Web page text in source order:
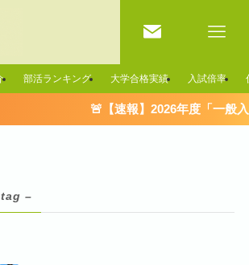
部活ランキング 大学合格実績 入試倍率
🚨【速報】2026年度「一般入
–